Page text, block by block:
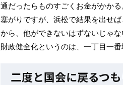
通だったらものすごくお金がかか
塞がりですが、浜松で結果を出せ
から、他ができないはずないじゃ
財政健全化というのは、一丁目一番
二度と国会に戻るつ